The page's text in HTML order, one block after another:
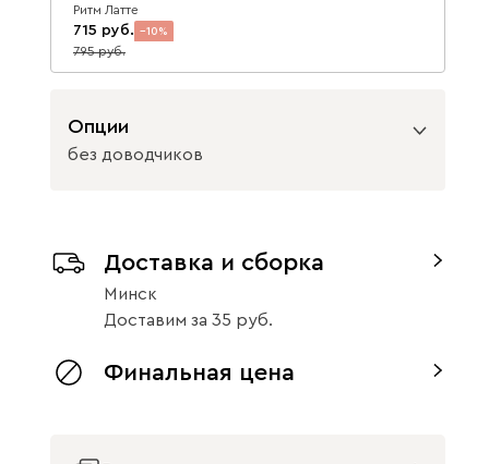
Ритм Латте
715 10
795
Опции
без доводчиков
с доводчиками без доводчиков
Доставка и сборка
Минск
Доставим за 35
Финальная цена